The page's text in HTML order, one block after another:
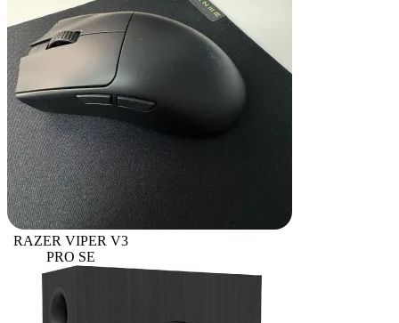
RAZER VIPER V3
PRO SE